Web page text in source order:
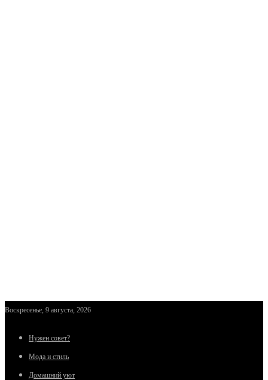
Воскресенье, 9 августа, 2026
Нужен совет?
Мода и стиль
Домашний уют